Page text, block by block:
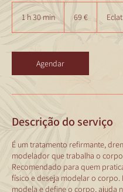
1 h 30 min1
m
i
n
69 € Eclat
Agendar
Descrição do serviço
É um tratamento refirmante,
modelador que trabalha o
Recomendado para quem
físico e deseja modelar o corpo.
modela e define o corpo, ajuda